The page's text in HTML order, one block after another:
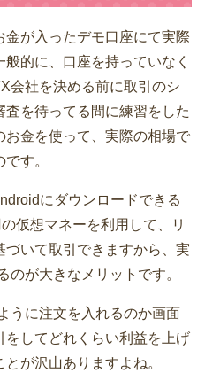
が入ったデモ口座にて実際
的に、口座を持っていなく
会社を決める前に取引のシ
を待ってる間に練習をした
お金を使って、実際の相場で
す。
にダウンロードできる
仮想マネーを利用して、リ
いて取引できますから、実
のが大きなメリットです。
うに注文を入れるのか画面
してどれくらい利益を上げ
が沢山ありますよね。